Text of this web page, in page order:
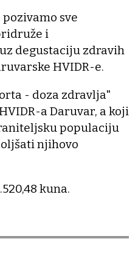
sve
i
degustaciju zdravih
HVIDR-e.
- doza zdravlja"
a Daruvar, a koji
populaciju
njihovo
kuna.